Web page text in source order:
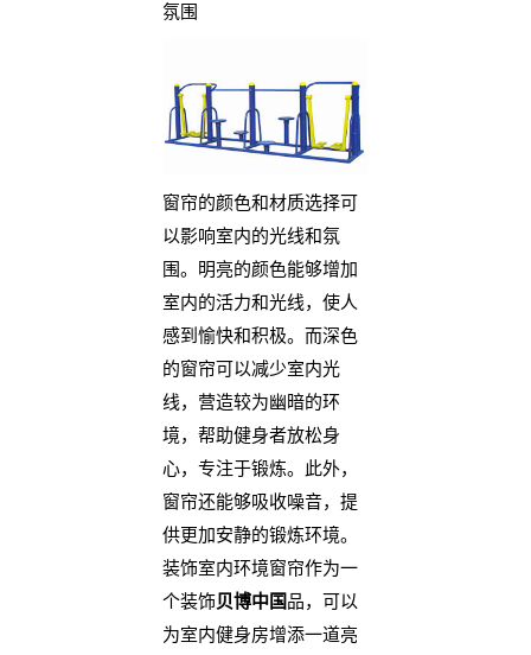
氛围
窗帘的颜色和材质选择可
以影响室内的光线和氛
围。明亮的颜色能够增加
室内的活力和光线，使人
感到愉快和积极。而深色
的窗帘可以减少室内光
线，营造较为幽暗的环
境，帮助健身者放松身
心，专注于锻炼。此外，
窗帘还能够吸收噪音，提
供更加安静的锻炼环境。
装饰室内环境窗帘作为一
个装饰贝博中国品，可以
为室内健身房增添一道亮